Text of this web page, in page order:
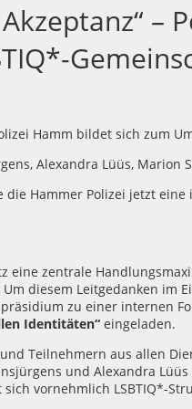
–
Alexandra Lüüs,
die Hammer Polizei jetzt
eine zentrale
diesem Leitgedanken
zu einer internen
Identitäten“ eingeladen.
Teilnehmern aus allen
und Alexandra
vornehmlich LSBTIQ*-